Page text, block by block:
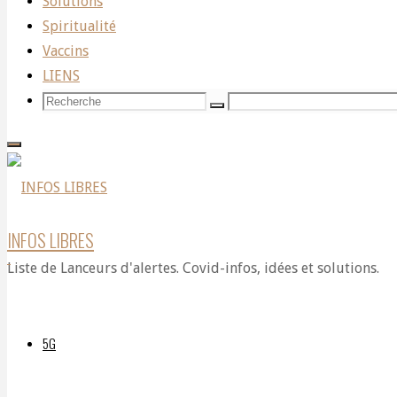
Spiritualité
Vaccins
LIENS
Recherche
Recherche
Recherche
INFOS LIBRES
Liste de Lanceurs d'alertes. Covid-infos, idées et solutions.
5G
sur
le
”5G”
–